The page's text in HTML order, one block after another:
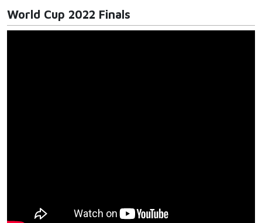
World Cup 2022 Finals